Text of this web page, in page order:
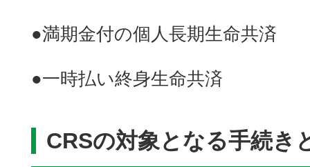
●満期金付の個人長期生命共済
●一時払い終身生命共済
CRSの対象となる手続き